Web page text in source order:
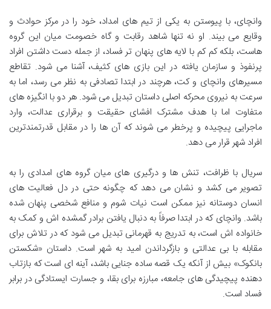
وانچای، با پیوستن به یکی از تیم های امداد، خود را در مرکز حوادث و
وقایع می بیند. او نه تنها شاهد رقابت و گاه خصومت میان این گروه
هاست، بلکه کم کم با لایه های پنهان تر فساد، از جمله دست داشتن افراد
پرنفوذ و سازمان یافته در این بازی های کثیف، آشنا می شود. تقاطع
مسیرهای وانچای و کت، هرچند در ابتدا تصادفی به نظر می رسد، اما به
سرعت به نیروی محرکه اصلی داستان تبدیل می شود. هر دو با انگیزه های
متفاوت اما با هدف مشترک افشای حقیقت و برقراری عدالت، وارد
ماجرایی پیچیده و پرخطر می شوند که آن ها را در مقابل قدرتمندترین
افراد شهر قرار می دهد.
سریال با ظرافت، تنش ها و درگیری های میان گروه های امدادی را به
تصویر می کشد و نشان می دهد که چگونه حتی در دل فعالیت های
انسان دوستانه نیز ممکن است نیات شوم و منافع شخصی پنهان شده
باشد. وانچای که در ابتدا صرفاً به دنبال یافتن برادر گمشده اش و کمک به
خانواده اش است، به تدریج به قهرمانی تبدیل می شود که در تلاش برای
مقابله با بی عدالتی و بازگرداندن امید به شهر است. داستان «شکستن
بانکوک» بیش از آنکه یک قصه ساده جنایی باشد، آینه ای است که بازتاب
دهنده پیچیدگی های جامعه، مبارزه برای بقا، و جسارت ایستادگی در برابر
فساد است.